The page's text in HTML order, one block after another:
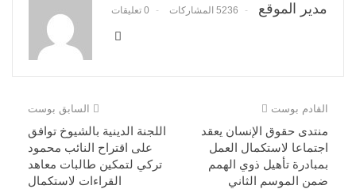
مدير الموقع 5236 المشاركات 0 تعليقات
السابق بوست
اللجنة الدينية بالشيوخ توافق
على اقتراح النائب محمود
تركي لتمكين طالبات معاهد
القراءات لاستكمال
القادم بوست
منتدى حقوق الإنسان يعقد
اجتماعا لاستكمال العمل
بمبادرة تأهيل ذوي الهمم
ضمن الموسم الثاني